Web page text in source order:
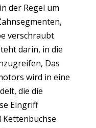
der Regel um
verschraubt
darin, in die
, Das
wird in eine
die die
Eingriff
Kettenbuchse